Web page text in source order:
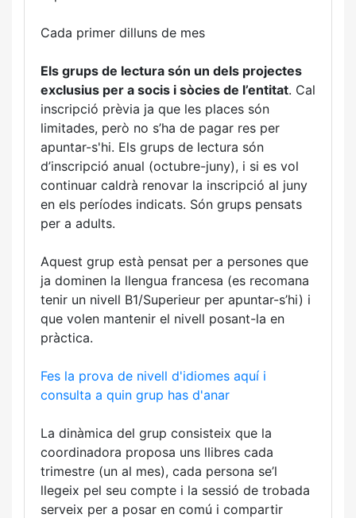
Cada primer dilluns de mes
Els grups de lectura són un dels projectes
exclusius per a socis i sòcies de l’entitat. Cal
inscripció prèvia ja que les places són
limitades, però no s’ha de pagar res per
apuntar-s'hi. Els grups de lectura són
d’inscripció anual (octubre-juny), i si es vol
continuar caldrà renovar la inscripció al juny
en els períodes indicats. Són grups pensats
per a adults.
Aquest grup està pensat per a persones que
ja dominen la llengua francesa (es recomana
tenir un nivell B1/Superieur per apuntar-s’hi) i
que volen mantenir el nivell posant-la en
pràctica.
Fes la prova de nivell d'idiomes aquí i
consulta a quin grup has d'anar
La dinàmica del grup consisteix que la
coordinadora proposa uns llibres cada
trimestre (un al mes), cada persona se’l
llegeix pel seu compte i la sessió de trobada
serveix per a posar en comú i compartir